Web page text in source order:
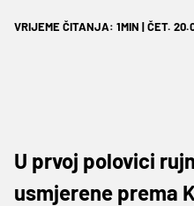
VRIJEME ČITANJA: 1MIN | ČET.
U prvoj polovici
usmjerene prema